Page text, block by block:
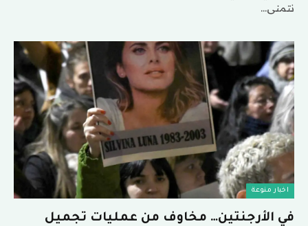
نتمنى…
اخبار منوعة
في الأرجنتين… مخاوف من عمليات تجميل